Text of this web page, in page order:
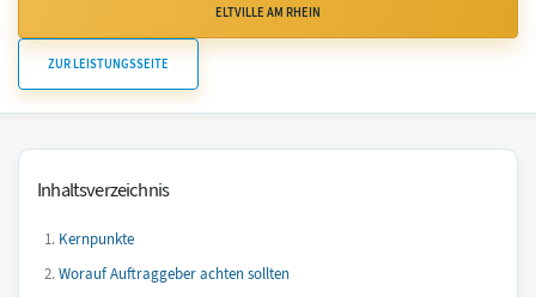
ELTVILLE AM RHEIN
ZUR LEISTUNGSSEITE
Inhaltsverzeichnis
Kernpunkte
Worauf Auftraggeber achten sollten